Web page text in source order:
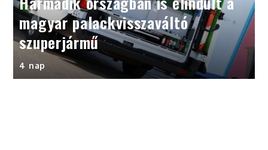
magyar palackvisszaváltó
szuperjármű
4 nap